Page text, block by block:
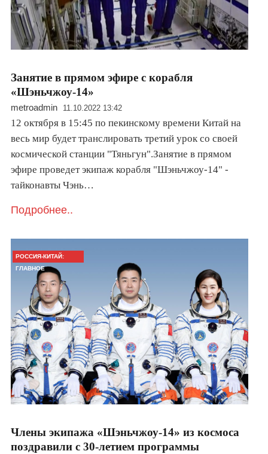
Занятие в прямом эфире с корабля
«Шэньчжоу-14»
metroadmin 11.10.2022 13:42
12 октября в 15:45 по пекинскому времени Китай на
весь мир будет транслировать третий урок со своей
космической станции "Тяньгун".Занятие в прямом
эфире проведет экипаж корабля "Шэньчжоу-14" -
тайконавты Чэнь…
Подробнее..
РОССИЯ-КИТАЙ:
ГЛАВНОЕ
Члены экипажа «Шэньчжоу-14» из космоса
поздравили с 30-летием программы